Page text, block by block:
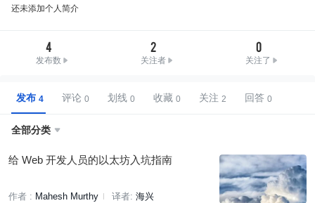
还未添加个人简介
4
发布数
2
关注者
0
关注了
发布 评论 划线 收藏 关注 回答
全部分类 
给 Web 开发人员的以太坊入坑指南
作者 : Mahesh Murthy 译者: 海兴